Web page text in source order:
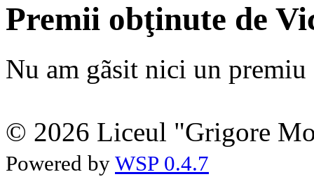
Premii obţinute de
Nu am gãsit nici un premiu
© 2026 Liceul "Grigore
Powered by WSP 0.4.7